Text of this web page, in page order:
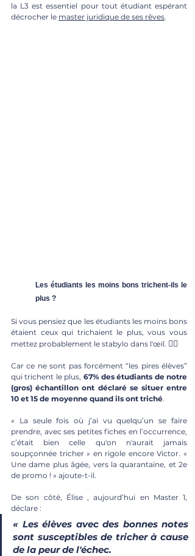
la L3 est essentiel pour tout étudiant espérant
décrocher le master juridique de ses rêves.
Les étudiants les moins bons trichent-ils le
plus ?
Si vous pensiez que les étudiants les moins bons
étaient ceux qui trichaient le plus, vous vous
mettez probablement le stabylo dans l'œil. 🙅‍♂️
Car ce ne sont pas forcément “les pires élèves”
qui trichent le plus, 67% des étudiants de notre
(gros) échantillon ont déclaré se situer entre
10 et 15 de moyenne quand ils ont triché.
« La seule fois où j’ai vu quelqu’un se faire
prendre, avec ses petites fiches en l’occurrence,
c’était bien celle qu'on n'aurait jamais
soupçonnée tricher » en rigole encore Victor. «
Une dame plus âgée, vers la quarantaine, et 2e
de promo ! » ajoute-t-il.
De son côté, Élise , aujourd’hui en Master 1,
déclare :
« Les élèves avec des bonnes notes
sont susceptibles de tricher à cause
de la peur de l'échec.